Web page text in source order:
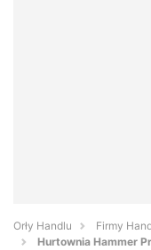
Orły Handlu
Firmy
Hurtownia Hammer